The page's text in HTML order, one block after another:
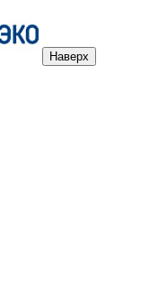
Наверх